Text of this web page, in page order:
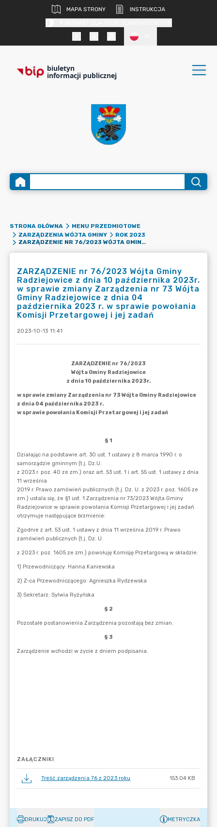
MAPA STRONY
INSTRUKCJA
biuletyn
informacji publicznej
STRONA GŁÓWNA
MENU PRZEDMIOTOWE
ZARZĄDZENIA WÓJTA GMINY
ROK 2023
ZARZĄDZENIE NR 76/2023 WÓJTA GMINY RADZIEJOWICE Z DNIA 10 PAŹDZIERNIKA 2023R. W SPRAWIE ZMIANY ZARZĄDZENIA NR 73 WÓJTA GMINY RADZIEJOWICE Z DNIA 04 PAŹDZIERNIKA 2023 R. W SPRAWIE POWOŁANIA KOMISJI PRZETARGOWEJ I JEJ ZADAŃ
ZARZĄDZENIE nr 76/2023 Wójta Gminy
Radziejowice z dnia 10 października 2023r.
w sprawie zmiany Zarządzenia nr 73 Wójta
Gminy Radziejowice z dnia 04
października 2023 r. w sprawie powołania
Komisji Przetargowej i jej zadań
2023-10-13 11:41
ZAŁĄCZNIKI
Treść zarządzenia 76 z 2023 roku 153.04 KB
DRUKUJ ZAPISZ DO PDF METRYCZKA